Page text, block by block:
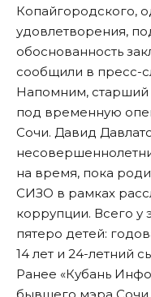
Копайгородского,
удовлетворения,
обоснованность
сообщили в пресс-
Напомним,
под временную
Сочи. Давид
на время, пока
СИЗО в рамках
коррупции. Всего
пятеро детей:
14 лет и 24-летний
Ранее «Кубань